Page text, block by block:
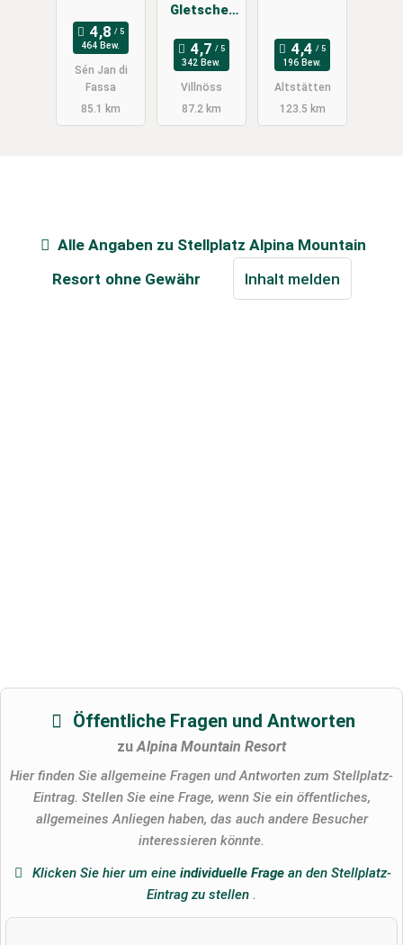
464 Bew.
Sén Jan di
Fassa
85.1 km
Gletscher
342 Bew.
Villnöss
87.2 km
196 Bew.
Altstätten
123.5 km
Alle Angaben zu Stellplatz Alpina Mountain
Resort ohne Gewähr Inhalt melden
Öffentliche Fragen und Antworten
zu Alpina Mountain Resort
Hier finden Sie allgemeine Fragen und Antworten zum Stellplatz-
Eintrag. Stellen Sie eine Frage, wenn Sie ein öffentliches,
allgemeines Anliegen haben, das auch andere Besucher
interessieren könnte.
Klicken Sie hier um eineindividuelle Frage an den Stellplatz-
Eintrag zu stellen .